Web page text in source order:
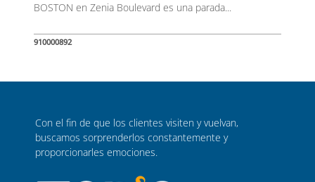
BOSTON en Zenia Boulevard es una parada...
910000892
Con el fin de que los clientes visiten y vuelvan,
buscamos sorprenderlos constantemente y
proporcionarles emociones.